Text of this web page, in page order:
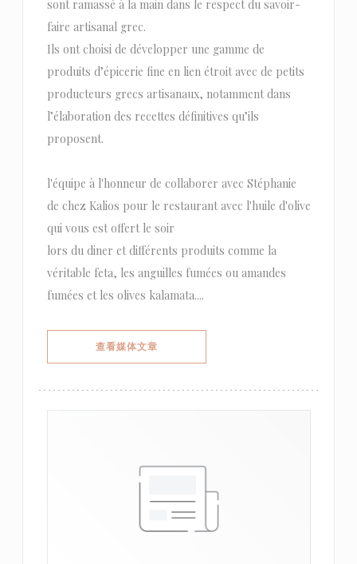
sont ramassé à la main dans le respect du savoir-
faire artisanal grec.
Ils ont choisi de développer une gamme de
produits d’épicerie fine en lien étroit avec de petits
producteurs grecs artisanaux, notamment dans
l’élaboration des recettes définitives qu’ils
proposent.
l'équipe à l'honneur de collaborer avec Stéphanie
de chez Kalios pour le restaurant avec l'huile d'olive
qui vous est offert le soir
lors du diner et différents produits comme la
véritable feta, les anguilles fumées ou amandes
fumées et les olives kalamata....
查看媒体文章((在新窗口中打开))